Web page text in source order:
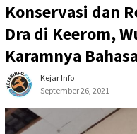
Konservasi dan
Dra di Keerom,
Karamnya
Kejar Info
September 26, 2021